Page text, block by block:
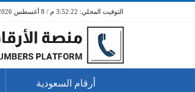
3:52:22 م / 8 أغسطس 2026
أرقام السعودية